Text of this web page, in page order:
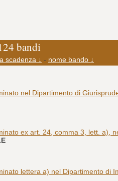
bandi
scadenza ↓ - nome bando ↓
nel Dipartimento di
ex art. 24, comma 3, lett. a),
lettera a) nel Dipartimento di